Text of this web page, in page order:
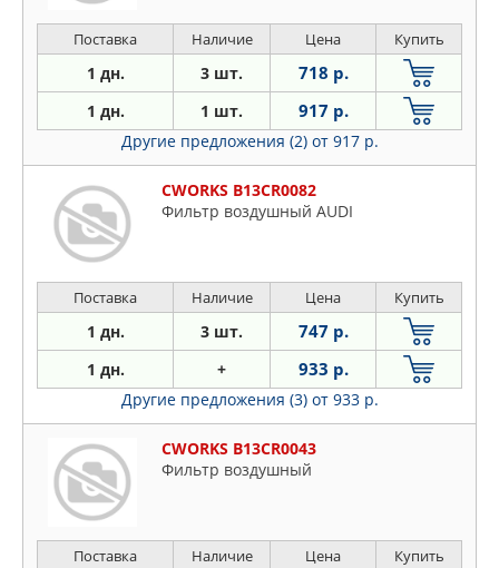
Поставка Наличие Цена Купить
1 дн. 3 шт. 718 р.
1 дн. 1 шт. 917 р.
Другие предложения (2) от 917 р.
CWORKS B13CR0082
Фильтр воздушный AUDI
Поставка Наличие Цена Купить
1 дн. 3 шт. 747 р.
1 дн. + 933 р.
Другие предложения (3) от 933 р.
CWORKS B13CR0043
Фильтр воздушный
Поставка Наличие Цена Купить